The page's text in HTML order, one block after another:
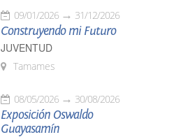
09/01/2026 31/12/2026
Construyendo mi Futuro
JUVENTUD
Tamames
08/05/2026 30/08/2026
Exposición Oswaldo
Guayasamín